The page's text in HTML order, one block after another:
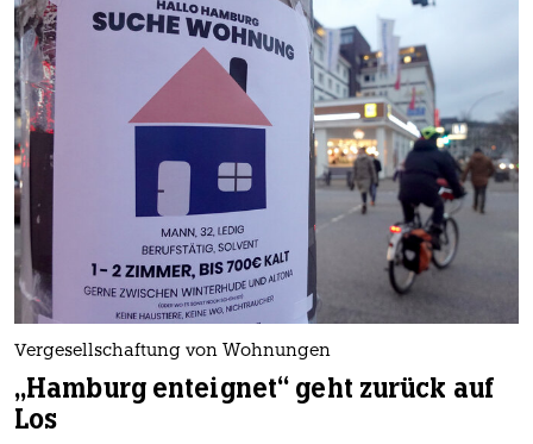
Vergesellschaftung von Wohnungen
„Hamburg enteignet“ geht zurück auf
Los